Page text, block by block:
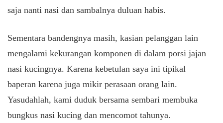
saja nanti nasi dan sambalnya duluan habis.
Sementara bandengnya masih, kasian pelanggan lain
mengalami kekurangan komponen di dalam porsi jajan
nasi kucingnya. Karena kebetulan saya ini tipikal
baperan karena juga mikir perasaan orang lain.
Yasudahlah, kami duduk bersama sembari membuka
bungkus nasi kucing dan mencomot tahunya.